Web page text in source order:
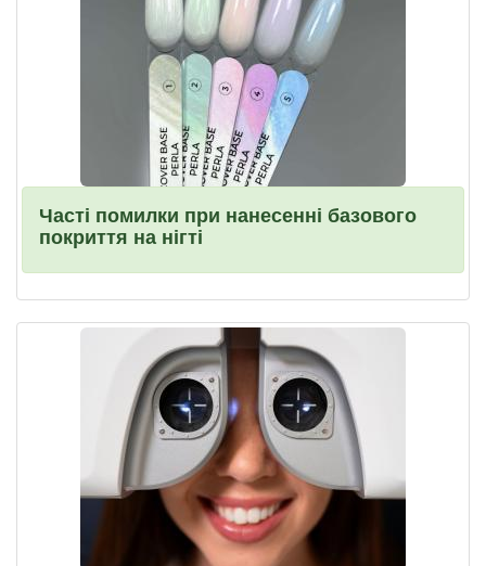
Часті помилки при нанесенні базового
покриття на нігті